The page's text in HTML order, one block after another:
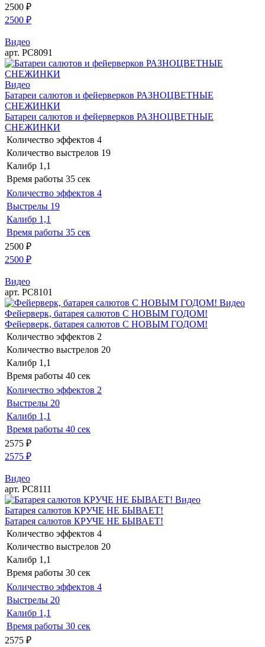
2500 ₽
2500 ₽
Видео
арт. РС8091
Видео
Батареи салютов и фейерверков РАЗНОЦВЕТНЫЕ
СНЕЖИНКИ
Батареи салютов и фейерверков РАЗНОЦВЕТНЫЕ
СНЕЖИНКИ
Количество эффектов 4
Количество выстрелов 19
Калибр 1,1
Время работы 35 сек
Количество эффектов 4
Выстрелы 19
Калибр 1,1
Время работы 35 сек
2500 ₽
2500 ₽
Видео
арт. РС8101
Видео
Фейерверк, батарея салютов С НОВЫМ ГОДОМ!
Фейерверк, батарея салютов С НОВЫМ ГОДОМ!
Количество эффектов 2
Количество выстрелов 20
Калибр 1,1
Время работы 40 сек
Количество эффектов 2
Выстрелы 20
Калибр 1,1
Время работы 40 сек
2575 ₽
2575 ₽
Видео
арт. РС8111
Видео
Батарея салютов КРУЧЕ НЕ БЫВАЕТ!
Батарея салютов КРУЧЕ НЕ БЫВАЕТ!
Количество эффектов 4
Количество выстрелов 20
Калибр 1,1
Время работы 30 сек
Количество эффектов 4
Выстрелы 20
Калибр 1,1
Время работы 30 сек
2575 ₽